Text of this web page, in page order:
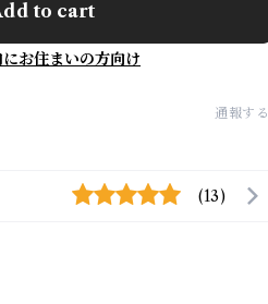
to cart
にお住まいの方向け
通報する
(13)